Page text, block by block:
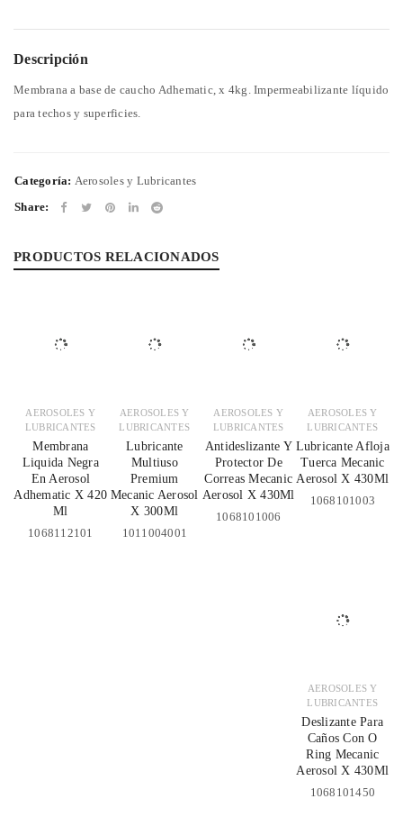
Descripción
Membrana a base de caucho Adhematic, x 4kg. Impermeabilizante líquido
para techos y superficies.
Categoría: Aerosoles y Lubricantes
Share:
PRODUCTOS RELACIONADOS
AEROSOLES Y
LUBRICANTES
Membrana
Liquida Negra
En Aerosol
Adhematic X 420
Ml
1068112101
AEROSOLES Y
LUBRICANTES
Lubricante
Multiuso
Premium
Mecanic Aerosol
X 300Ml
1011004001
AEROSOLES Y
LUBRICANTES
Antideslizante Y
Protector De
Correas Mecanic
Aerosol X 430Ml
1068101006
AEROSOLES Y
LUBRICANTES
Lubricante Afloja
Tuerca Mecanic
Aerosol X 430Ml
1068101003
AEROSOLES Y
LUBRICANTES
Deslizante Para
Caños Con O
Ring Mecanic
Aerosol X 430Ml
1068101450